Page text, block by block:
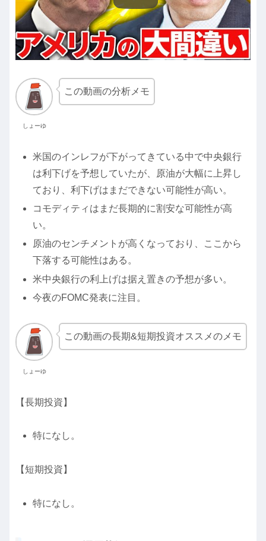
しょーゆ
この動画の分析メモ
米国のインレフが下がってきている中で中央銀行
は利下げを予想していたが、原油が大幅に上昇し
ており、利下げはまだできない可能性が高い。
コモディティはまだ長期的に割安な可能性が高
い。
原油のセンチメントが高くなっており、ここから
下落する可能性はある。
米中央銀行の利上げは据え置きの予想が多い。
今夜のFOMC発表に注目。
しょーゆ
この動画の長期&短期投資オススメのメモ
【長期投資】
特になし。
【短期投資】
特になし。